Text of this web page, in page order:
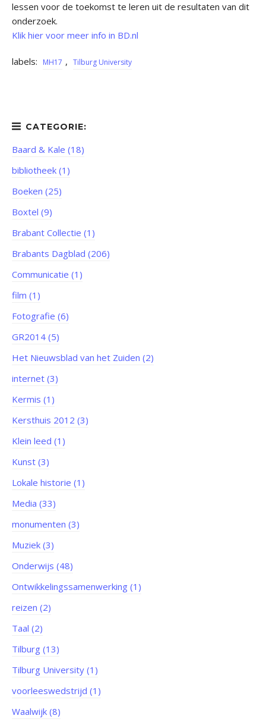
lessen voor de toekomst te leren uit de resultaten van dit
onderzoek.
Klik hier voor meer info in BD.nl
labels: MH17 , Tilburg University
Baard & Kale (18)
bibliotheek (1)
Boeken (25)
Boxtel (9)
Brabant Collectie (1)
Brabants Dagblad (206)
Communicatie (1)
film (1)
Fotografie (6)
GR2014 (5)
Het Nieuwsblad van het Zuiden (2)
internet (3)
Kermis (1)
Kersthuis 2012 (3)
Klein leed (1)
Kunst (3)
Lokale historie (1)
Media (33)
monumenten (3)
Muziek (3)
Onderwijs (48)
Ontwikkelingssamenwerking (1)
reizen (2)
Taal (2)
Tilburg (13)
Tilburg University (1)
voorleeswedstrijd (1)
Waalwijk (8)